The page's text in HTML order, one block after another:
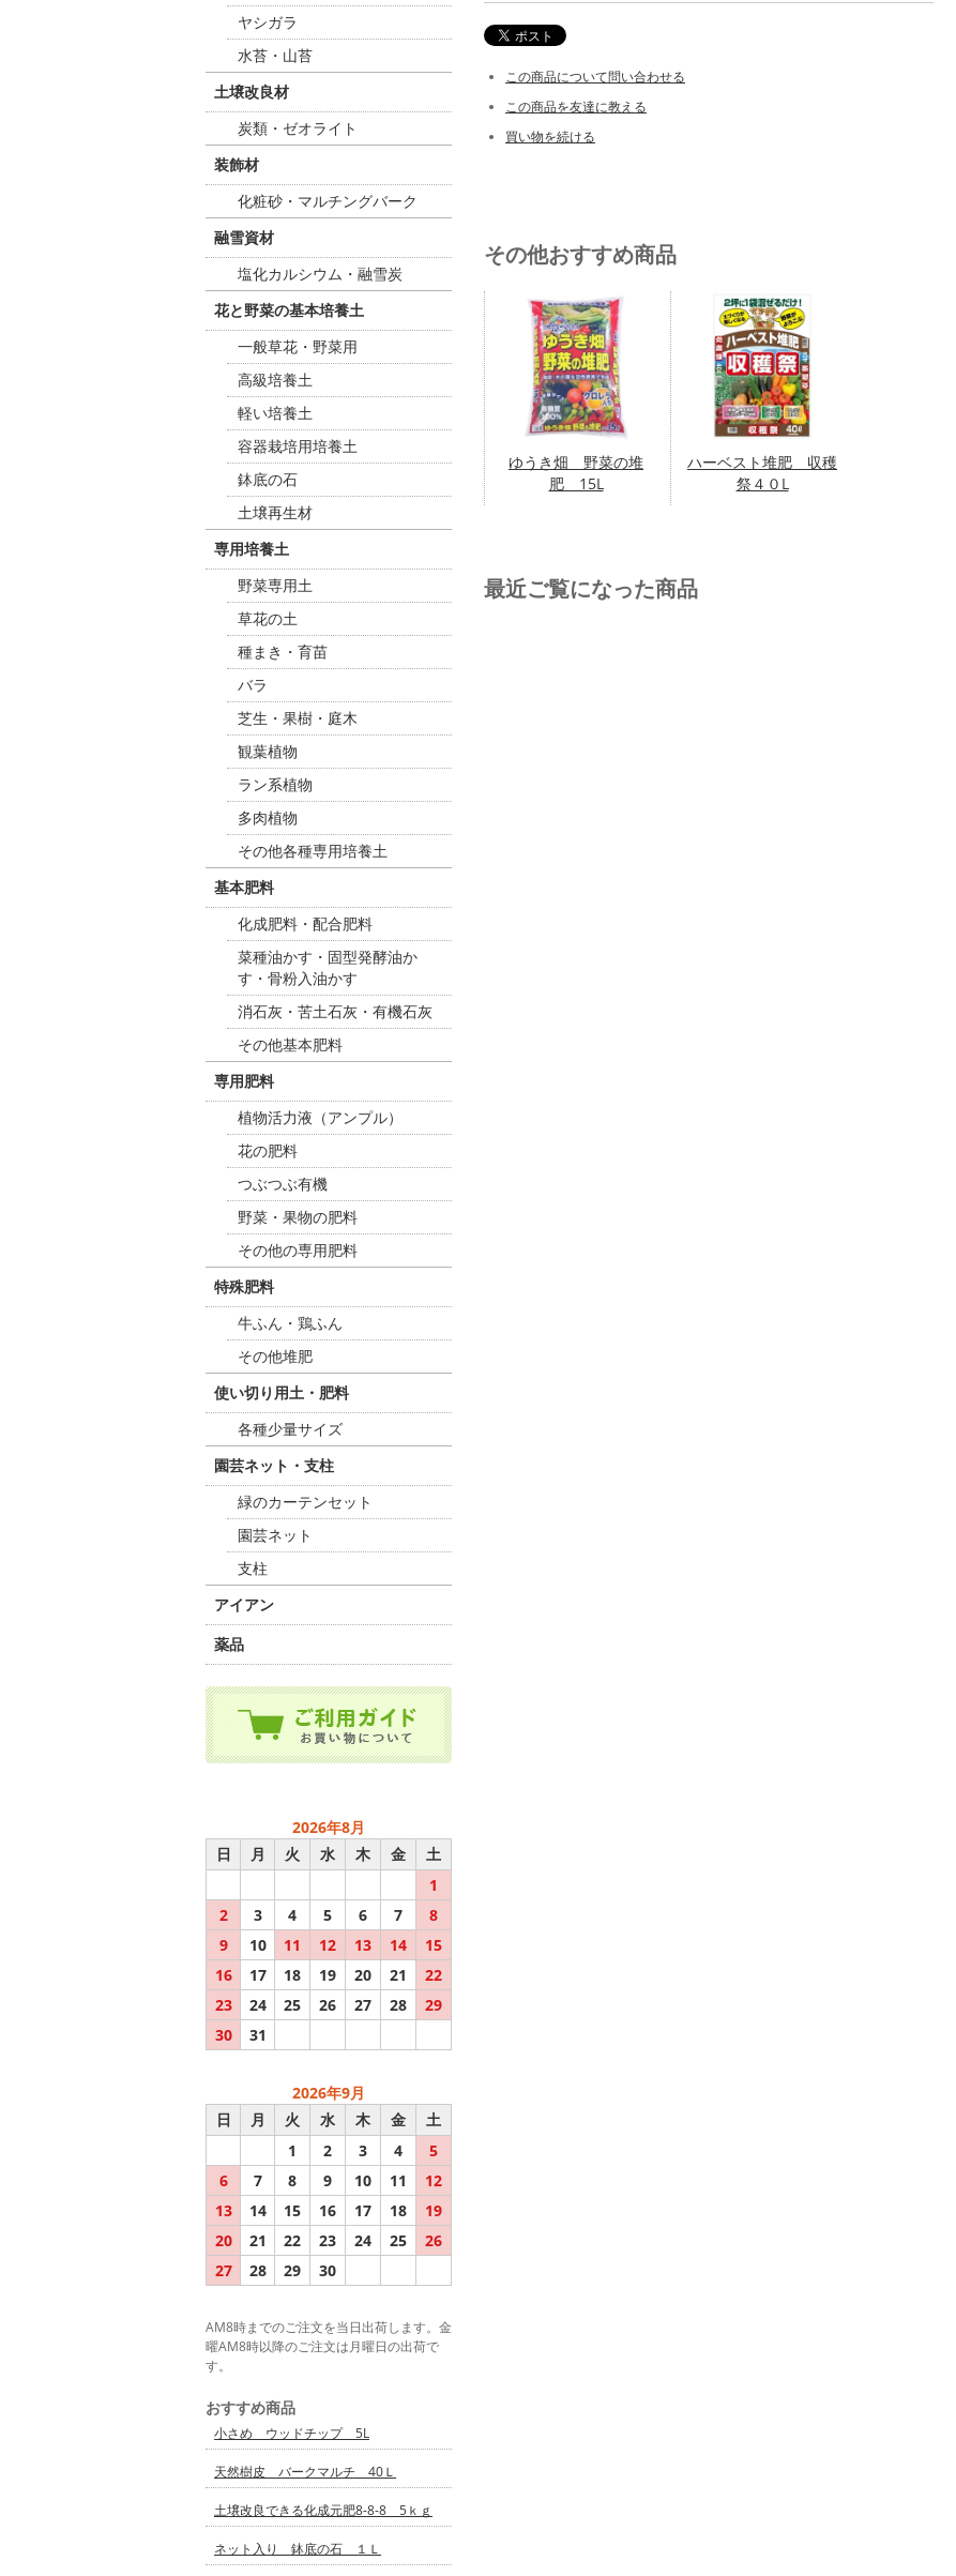
この商品について問い合わせる
この商品を友達に教える
買い物を続ける
その他おすすめ商品
ゆうき畑 野菜の堆
肥 15L
ハーベスト堆肥 収穫
祭４０L
最近ご覧になった商品
ヤシガラ
水苔・山苔
土壌改良材
炭類・ゼオライト
装飾材
化粧砂・マルチングバーク
融雪資材
塩化カルシウム・融雪炭
花と野菜の基本培養土
一般草花・野菜用
高級培養土
軽い培養土
容器栽培用培養土
鉢底の石
土壌再生材
専用培養土
野菜専用土
草花の土
種まき・育苗
バラ
芝生・果樹・庭木
観葉植物
ラン系植物
多肉植物
その他各種専用培養土
基本肥料
化成肥料・配合肥料
菜種油かす・固型発酵油か
す・骨粉入油かす
消石灰・苦土石灰・有機石灰
その他基本肥料
専用肥料
植物活力液（アンプル）
花の肥料
つぶつぶ有機
野菜・果物の肥料
その他の専用肥料
特殊肥料
牛ふん・鶏ふん
その他堆肥
使い切り用土・肥料
各種少量サイズ
園芸ネット・支柱
緑のカーテンセット
園芸ネット
支柱
アイアン
薬品
2026年8月
日
月 火 水 木 金
土
1
2
3 4 5 6 7
8
9
10 11 12 13 14
15
16
17 18 19 20 21
22
23
24 25 26 27 28
29
30
31
2026年9月
日
月 火 水 木 金
土
1
2 3 4
5
6
7 8 9 10 11
12
13
14 15 16 17 18
19
20
21 22 23 24 25
26
27
28 29 30
AM8時までのご注文を当日出荷します。金
曜AM8時以降のご注文は月曜日の出荷で
す。
おすすめ商品
小さめ ウッドチップ 5L
天然樹皮 バークマルチ 40Ｌ
土壌改良できる化成元肥8-8-8 5ｋｇ
ネット入り 鉢底の石 １Ｌ